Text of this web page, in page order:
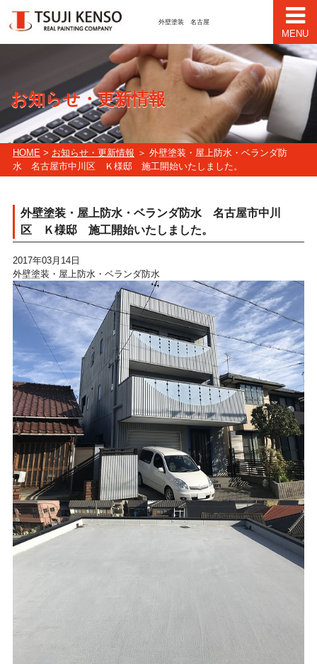
外壁塗装 名古屋
MENU
お知らせ・更新情報
HOME> お知らせ・更新情報 ＞ 外壁塗装・屋上防水・ベランダ防
水 名古屋市中川区 Ｋ様邸 施工開始いたしました。
外壁塗装・屋上防水・ベランダ防水 名古屋市中川
区 Ｋ様邸 施工開始いたしました。
2017年03月14日
外壁塗装・屋上防水・ベランダ防水